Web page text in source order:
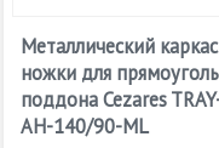
Металлический
ножки для
поддона Cezares
AH-140/90-ML